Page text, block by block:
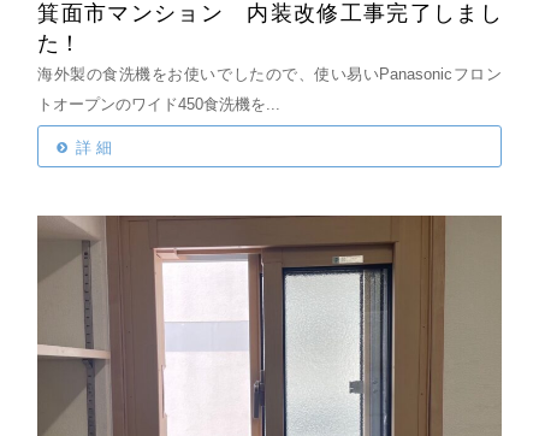
箕面市マンション 内装改修工事完了しまし
た！
海外製の食洗機をお使いでしたので、使い易いPanasonicフロン
トオープンのワイド450食洗機を...
詳 細